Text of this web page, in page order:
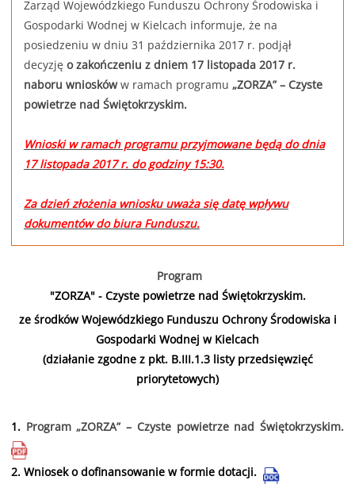
Zarząd Wojewódzkiego Funduszu Ochrony Środowiska i
Gospodarki Wodnej w Kielcach informuje, że na
posiedzeniu w dniu 31 października 2017 r. podjął
decyzję o zakończeniu z dniem 17 listopada 2017 r.
naboru wnioskóww ramach programu „ZORZA” – Czyste
powietrze nad Świętokrzyskim.
Wnioski w ramach programu przyjmowane będą do dnia
17 listopada 2017 r. do godziny 15:30.
Za dzień złożenia wniosku uważa się datę wpływu
dokumentów do biura Funduszu.
Program
"ZORZA" - Czyste powietrze nad Świętokrzyskim.
ze środków Wojewódzkiego Funduszu Ochrony Środowiska i
Gospodarki Wodnej w Kielcach
(działanie zgodne z pkt. B.III.1.3 listy przedsięwzięć
priorytetowych)
1. Program „ZORZA” – Czyste powietrze nad Świętokrzyskim.
2. Wniosek o dofinansowanie w formie dotacji.